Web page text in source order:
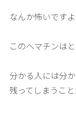
なんか怖いですよ
このヘマチンは
分かる人には分
残ってしまうこと